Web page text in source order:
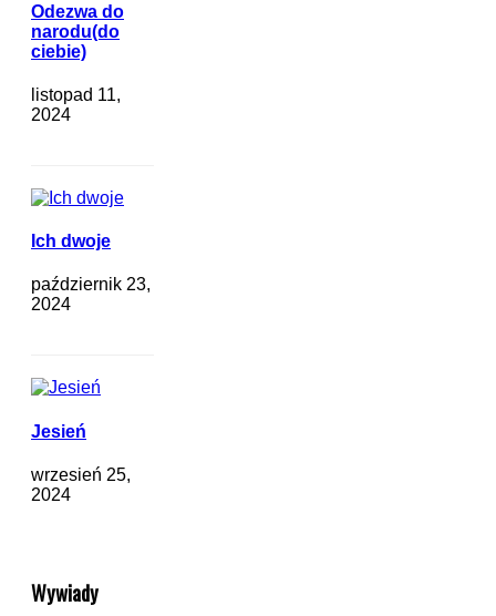
Odezwa do
narodu(do
ciebie)
listopad 11,
2024
Ich dwoje
październik 23,
2024
Jesień
wrzesień 25,
2024
Wywiady